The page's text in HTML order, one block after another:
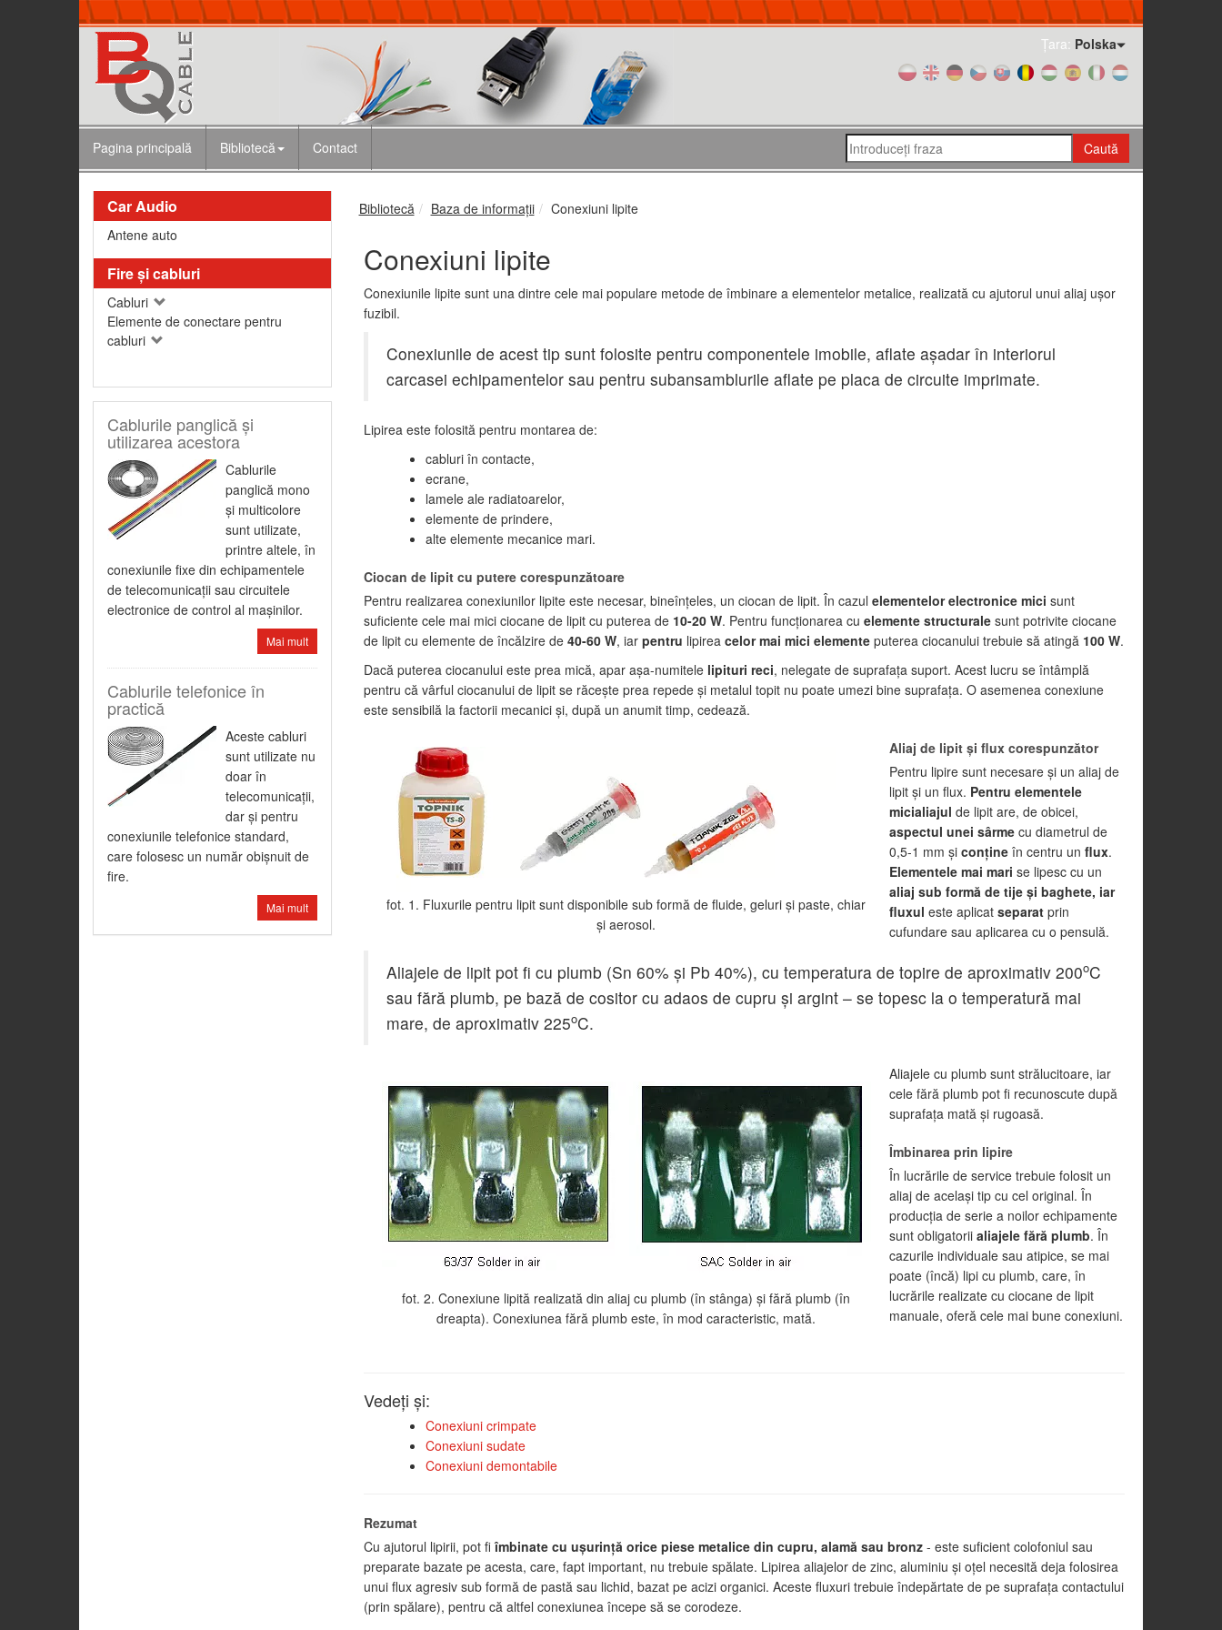
Țara: Polska
Pagina principală Bibliotecă Contact Caută
Car Audio
Antene auto
Fire şi cabluri
Cabluri
Elemente de conectare pentru
cabluri
Cablurile panglică şi
utilizarea acestora
Cablurile
panglică mono
şi multicolore
sunt utilizate,
printre altele, în
conexiunile fixe din echipamentele
de telecomunicaţii sau circuitele
electronice de control al maşinilor.
Mai mult
Cablurile telefonice în
practică
Aceste cabluri
sunt utilizate nu
doar în
telecomunicaţii,
dar şi pentru
conexiunile telefonice standard,
care folosesc un număr obişnuit de
fire.
Mai mult
Bibliotecă Baza de informații Conexiuni lipite
Conexiuni lipite
Conexiunile lipite sunt una dintre cele mai populare metode de îmbinare a elementelor metalice, realizată cu ajutorul unui aliaj uşor
fuzibil.
Conexiunile de acest tip sunt folosite pentru componentele imobile, aflate aşadar în interiorul
carcasei echipamentelor sau pentru subansamblurile aflate pe placa de circuite imprimate.
Lipirea este folosită pentru montarea de:
cabluri în contacte,
ecrane,
lamele ale radiatoarelor,
elemente de prindere,
alte elemente mecanice mari.
Ciocan de lipit cu putere corespunzătoare
Pentru realizarea conexiunilor lipite este necesar, bineînţeles, un ciocan de lipit. În cazul elementelor electronice mici sunt
suficiente cele mai mici ciocane de lipit cu puterea de 10-20 W. Pentru funcționarea cu elemente structuralesunt potrivite ciocane
de lipit cu elemente de încălzire de 40-60 W, iar pentru lipirea celor mai mici elementeputerea ciocanului trebuie să atingă 100 W.
Dacă puterea ciocanului este prea mică, apar aşa-numitele lipituri reci, nelegate de suprafaţa suport. Acest lucru se întâmplă
pentru că vârful ciocanului de lipit se răceşte prea repede şi metalul topit nu poate umezi bine suprafaţa. O asemenea conexiune
este sensibilă la factorii mecanici şi, după un anumit timp, cedează.
fot. 1. Fluxurile pentru lipit sunt disponibile sub formă de fluide, geluri şi paste, chiar
şi aerosol.
Aliaj de lipit şi flux corespunzător
Pentru lipire sunt necesare şi un aliaj de
lipit şi un flux. Pentru elementele
micialiajul de lipit are, de obicei,
aspectul unei sârmecu diametrul de
0,5-1 mm şi conţineîn centru un flux.
Elementele mai mari se lipesc cu un
aliaj sub formă de tije şi baghete, iar
fluxul este aplicat separatprin
cufundare sau aplicarea cu o pensulă.
Aliajele de lipit pot fi cu plumb (Sn 60% şi Pb 40%), cu temperatura de topire de aproximativ 200oC
sau fără plumb, pe bază de cositor cu adaos de cupru şi argint – se topesc la o temperatură mai
mare, de aproximativ 225oC.
fot. 2. Conexiune lipită realizată din aliaj cu plumb (în stânga) şi fără plumb (în
dreapta). Conexiunea fără plumb este, în mod caracteristic, mată.
Aliajele cu plumb sunt strălucitoare, iar
cele fără plumb pot fi recunoscute după
suprafaţa mată şi rugoasă.
Îmbinarea prin lipire
În lucrările de service trebuie folosit un
aliaj de acelaşi tip cu cel original. În
producţia de serie a noilor echipamente
sunt obligatorii aliajele fără plumb. În
cazurile individuale sau atipice, se mai
poate (încă) lipi cu plumb, care, în
lucrările realizate cu ciocane de lipit
manuale, oferă cele mai bune conexiuni.
Vedeţi şi:
Conexiuni crimpate
Conexiuni sudate
Conexiuni demontabile
Rezumat
Cu ajutorul lipirii, pot fiîmbinate cu uşurinţă orice piese metalice din cupru, alamă sau bronz- este suficient colofoniul sau
preparate bazate pe acesta, care, fapt important, nu trebuie spălate. Lipirea aliajelor de zinc, aluminiu şi oţel necesită deja folosirea
unui flux agresiv sub formă de pastă sau lichid, bazat pe acizi organici. Aceste fluxuri trebuie îndepărtate de pe suprafaţa contactului
(prin spălare), pentru că altfel conexiunea începe să se corodeze.